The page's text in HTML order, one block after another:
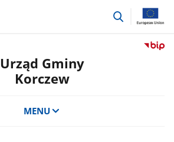
przejdź
Przejdź
Urząd Gminy
Korczew
MENU